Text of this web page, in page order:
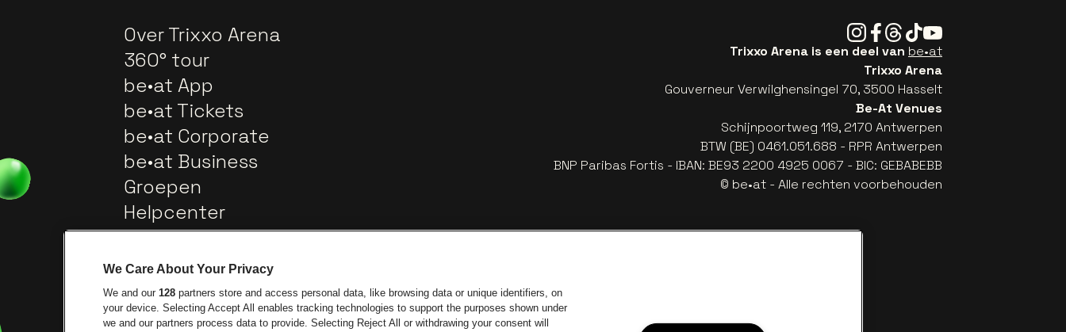
Over Trixxo Arena
360° tour
be•at App
be•at Tickets
be•at Corporate
be•at Business
Groepen
Helpcenter
Contact
Instagram
Facebook
Threads
TiktokYoutube
Trixxo Arena is een deel van be•at
Trixxo Arena
Gouverneur Verwilghensingel 70, 3500 Hasselt
Be-At Venues
Schijnpoortweg 119, 2170 Antwerpen
BTW (BE) 0461.051.688 - RPR Antwerpen
BNP Paribas Fortis - IBAN: BE93 2200 4925 0067 - BIC: GEBABEBB
© be•at - Alle rechten voorbehouden
We Care About Your Privacy
We and our 128 partners store and access personal data, like browsing data or unique identifiers, on
your device. Selecting Accept All enables tracking technologies to support the purposes shown under
we and our partners process data to provide. Selecting Reject All or withdrawing your consent will